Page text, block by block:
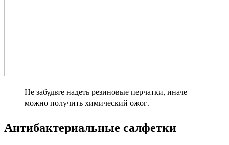
Не забудьте надеть резиновые перчатки, иначе
можно получить химический ожог.
Антибактериальные салфетки